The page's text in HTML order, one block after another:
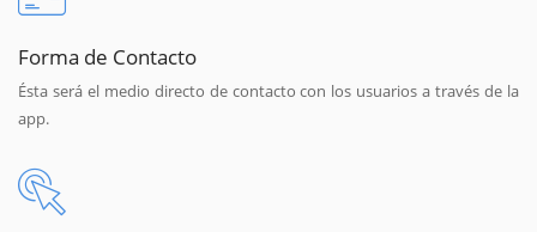
Forma de Contacto
Ésta será el medio directo de contacto con los usuarios a través de la
app.